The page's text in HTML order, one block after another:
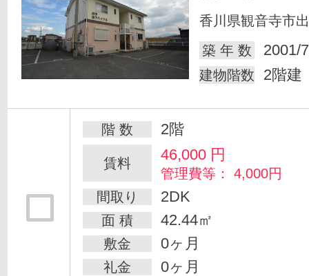
香川県観音寺市
築 年 数
2001/
建物階数 2階建
階 数 2階
賃料 46,000 円
管理費等： 4,000円
間取り
2DK
面 積 42.44㎡
敷金 0ヶ月
礼金 0ヶ月